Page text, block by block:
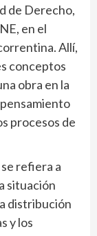
de Derecho,
en el
Allí,
conceptos
obra en la
procesos de
refiera a
situación
distribución
y los